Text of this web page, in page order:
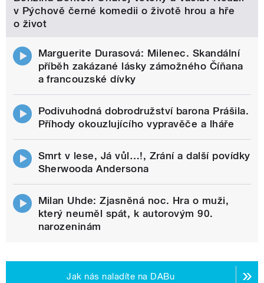
v Pýchově černé komedii o životě hrou a hře
o život
Marguerite Durasová: Milenec. Skandální
příběh zakázané lásky zámožného Číňana
a francouzské dívky
Podivuhodná dobrodružství barona Prášila.
Příhody okouzlujícího vypravěče a lháře
Smrt v lese, Já vůl…!, Zrání a další povídky
Sherwooda Andersona
Milan Uhde: Zjasněná noc. Hra o muži,
který neuměl spát, k autorovým 90.
narozeninám
Jak nás naladíte na DABu